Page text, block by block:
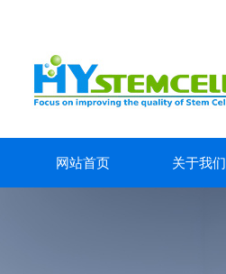
网站首页 关于我们